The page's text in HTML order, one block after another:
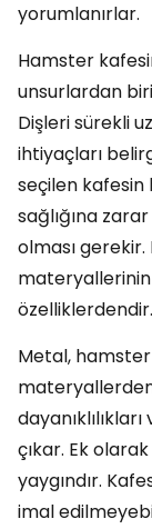
yorumlanırlar.
Hamster
unsurlardan
Dişleri sürekli
ihtiyaçları
seçilen
sağlığına
olması
özelliklerdendir.
Metal,
çıkar. Ek
yaygındır.
imal